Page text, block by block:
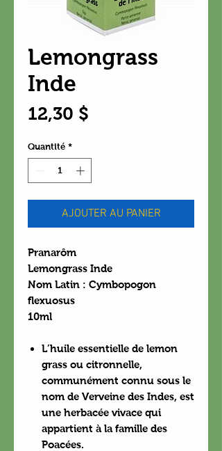
Lemongrass
Inde
12,30 $
Quantité *
AJOUTER AU PANIER
Pranarôm
Lemongrass Inde
Nom Latin : Cymbopogon
flexuosus
10ml
L’huile essentielle de lemon
grass ou citronnelle,
communément connu sous le
nom de Verveine des Indes, est
une herbacée vivace qui
appartient à la famille des
Poacées.